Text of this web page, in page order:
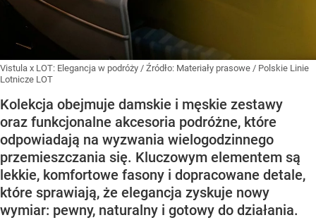
Vistula x LOT: Elegancja w podróży / Źródło: Materiały prasowe / Polskie Linie
Lotnicze LOT
Kolekcja obejmuje damskie i męskie zestawy
oraz funkcjonalne akcesoria podróżne, które
odpowiadają na wyzwania wielogodzinnego
przemieszczania się. Kluczowym elementem są
lekkie, komfortowe fasony i dopracowane detale,
które sprawiają, że elegancja zyskuje nowy
wymiar: pewny, naturalny i gotowy do działania.